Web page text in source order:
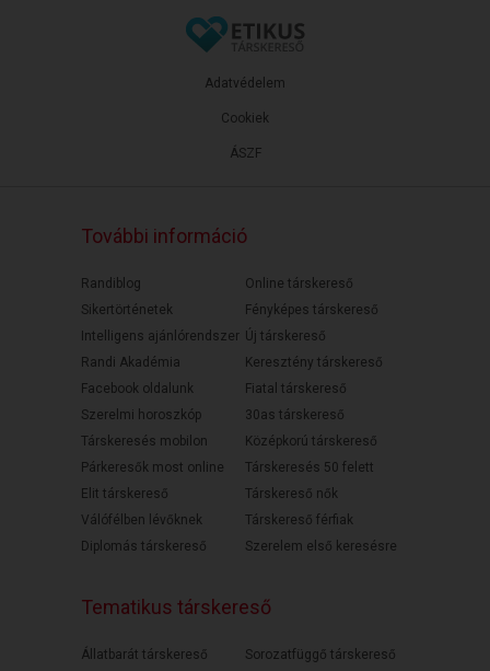
ÁSZF
Adatvédelem
Cookiek
További információ
Randiblog
Sikertörténetek
Intelligens ajánlórendszer
Randi Akadémia
Facebook oldalunk
Szerelmi horoszkóp
Társkeresés mobilon
Párkeresők most online
Elit társkereső
Válófélben lévőknek
Diplomás társkereső
Online társkereső
Fényképes társkereső
Új társkereső
Keresztény társkereső
Fiatal társkereső
30as társkereső
Középkorú társkereső
Társkeresés 50 felett
Társkereső nők
Társkereső férfiak
Szerelem első keresésre
Tematikus társkereső
Állatbarát társkereső
Sorozatfüggő társkereső